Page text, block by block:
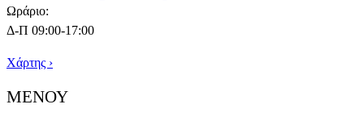
Ωράριο:
Δ-Π 09:00-17:00
Χάρτης ›
ΜΕΝΟΥ